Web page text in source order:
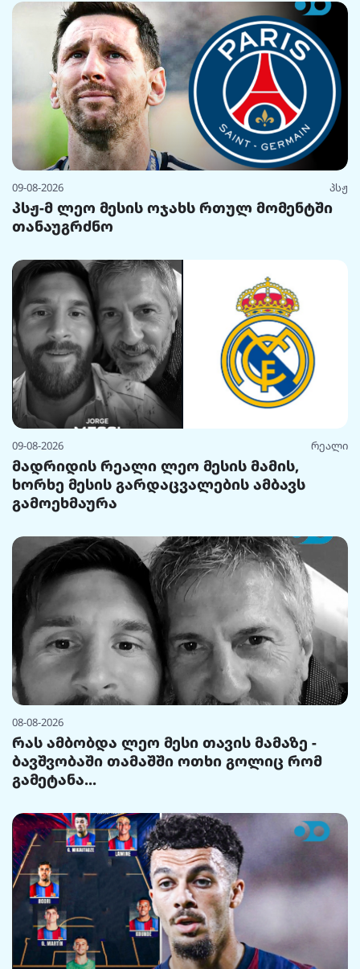
09-08-2026 პსჟ
პსჟ-მ ლეო მესის ოჯახს რთულ მომენტში
თანაუგრძნო
09-08-2026 რეალი
მადრიდის რეალი ლეო მესის მამის,
ხორხე მესის გარდაცვალების ამბავს
გამოეხმაურა
08-08-2026
რას ამბობდა ლეო მესი თავის მამაზე -
ბავშვობაში თამაშში ოთხი გოლიც რომ
გამეტანა...